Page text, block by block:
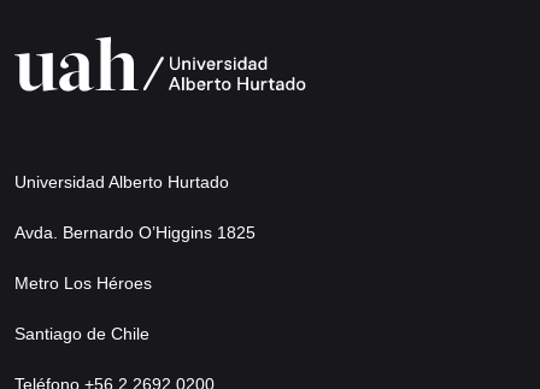
Universidad Alberto Hurtado
Avda. Bernardo O’Higgins 1825
Metro Los Héroes
Santiago de Chile
Teléfono +56 2 2692 0200